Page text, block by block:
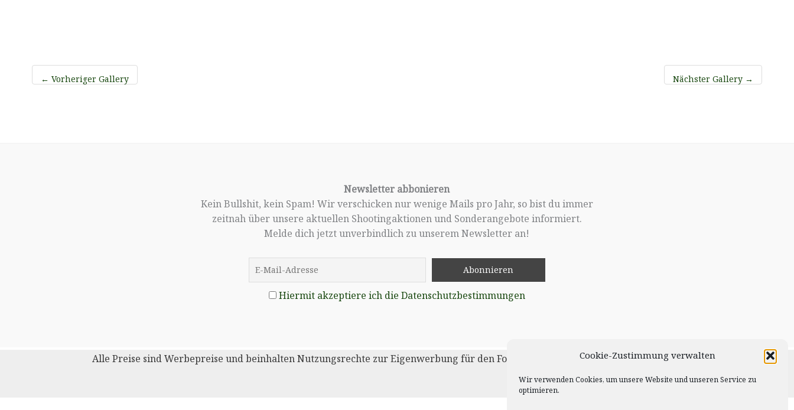
Cookie-Zustimmung verwalten
Wir verwenden Cookies, um unsere Website und unseren Service zu
optimieren.
← Vorheriger Gallery Nächster Gallery →
Newsletter abbonieren
Kein Bullshit, kein Spam! Wir verschicken nur wenige Mails pro Jahr, so bist du immer
zeitnah über unsere aktuellen Shootingaktionen und Sonderangebote informiert.
Melde dich jetzt unverbindlich zu unserem Newsletter an!
Hiermit akzeptiere ich die Datenschutzbestimmungen
Alle Preise sind Werbepreise und beinhalten Nutzungsrechte zur Eigenwerbung für den Fotografen • Copyright © 2026 Skylightphotos